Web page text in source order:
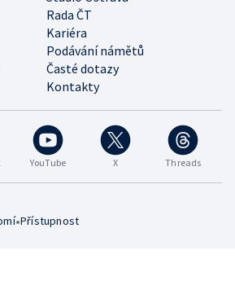
Rada ČT
Kariéra
Podávání námětů
Časté dotazy
Kontakty
YouTube X Threads
•Přístupnost